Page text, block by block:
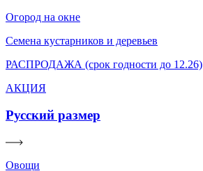
Огород на окне
Семена кустарников и деревьев
РАСПРОДАЖА (срок годности до 12.26)
АКЦИЯ
Русский размер
Овощи